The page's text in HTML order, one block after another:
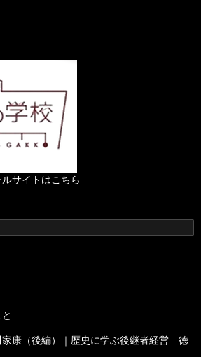
サイトはこちら
家康（後編）｜歴史に学ぶ後継者経営 徳